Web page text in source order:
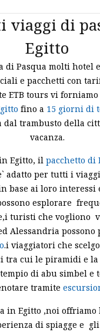
viaggi di
Egitto
di Pasqua molti hotel
e pacchetti con
ETB tours vi forniamo
fino a 15 giorni di
dal trambusto della
vacanza.
Egitto, il pacchetto di
adatto per tutti i
base ai loro interessi
esplorare
turisti che vogliono
Alessandria
.i viaggiatori che
tra cui le piramidi e la
di abu simbel e
tramite
in Egitto ,noi
di spiagge e